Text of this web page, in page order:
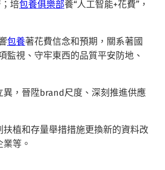
培包養俱樂部養“人工智能+花費”，
包養著花費信念和預期，關系著國
監視、守牢東西的品質平安防地、
，晉陞brand尺度、深刻推進供應
植和存量舉措措施更換新的資料改
等。